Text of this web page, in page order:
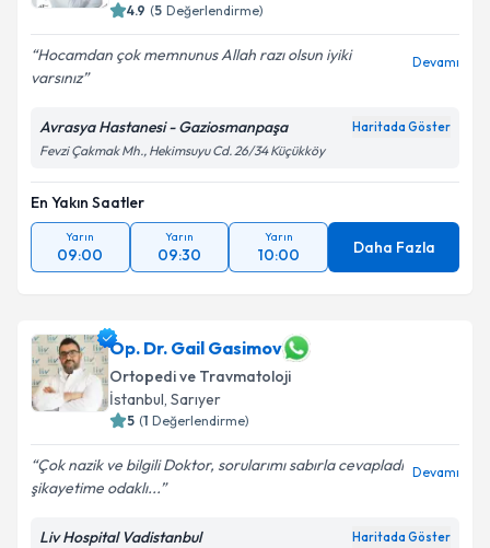
4.9 (5 Değerlendirme)
Hocamdan çok memnunus Allah razı olsun iyiki
varsınız
Devamı
Avrasya Hastanesi - Gaziosmanpaşa Haritada Göster
Fevzi Çakmak Mh., Hekimsuyu Cd. 26/34 Küçükköy
En Yakın Saatler
Yarın
09:00
Yarın
09:30
Yarın
10:00 Daha Fazla
Op. Dr. Gail Gasimov
Ortopedi ve Travmatoloji
İstanbul, Sarıyer
5 (1 Değerlendirme)
Çok nazik ve bilgili Doktor, sorularımı sabırla cevapladı
şikayetime odaklı...
Devamı
Liv Hospital Vadistanbul Haritada Göster